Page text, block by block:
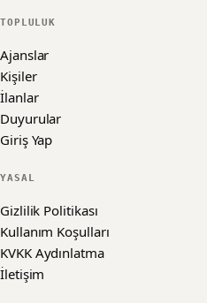
TOPLULUK
Ajanslar
Kişiler
İlanlar
Duyurular
Giriş Yap
YASAL
Gizlilik Politikası
Kullanım Koşulları
KVKK Aydınlatma
İletişim